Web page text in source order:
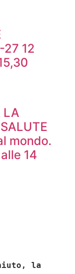
27 12
LA
mondo.
14
la